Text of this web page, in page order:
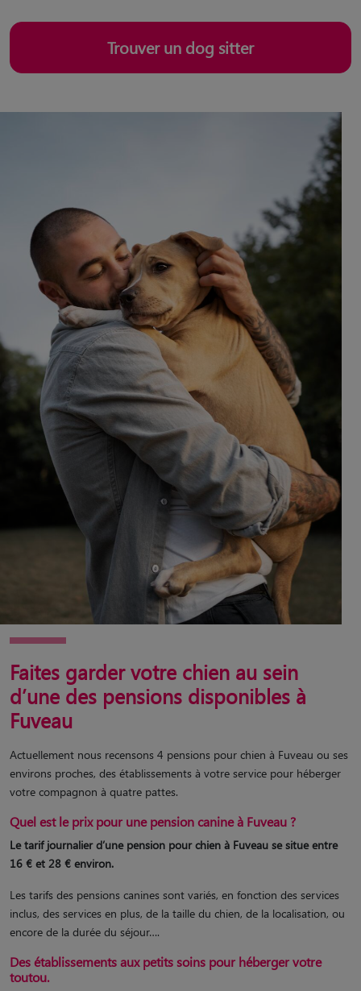
Trouver un dog sitter
Faites garder votre chien au sein
d’une des pensions disponibles à
Fuveau
Actuellement nous recensons 4 pensions pour chien à Fuveau ou ses
environs proches, des établissements à votre service pour héberger
votre compagnon à quatre pattes.
Quel est le prix pour une pension canine à Fuveau ?
Le tarif journalier d’une pension pour chien à Fuveau se situe entre
16 € et 28 € environ.
Les tarifs des pensions canines sont variés, en fonction des services
inclus, des services en plus, de la taille du chien, de la localisation, ou
encore de la durée du séjour….
Des établissements aux petits soins pour héberger votre
toutou.